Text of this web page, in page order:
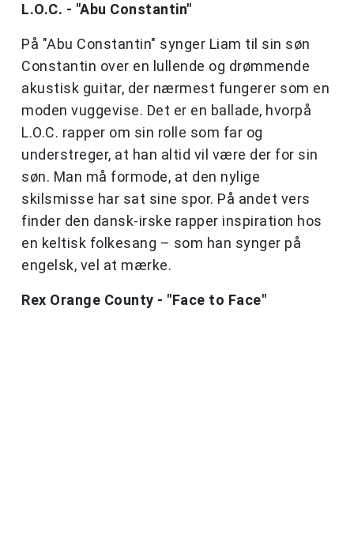
L.O.C. - "Abu Constantin"
På "Abu Constantin" synger Liam til sin søn
Constantin over en lullende og drømmende
akustisk guitar, der nærmest fungerer som en
moden vuggevise. Det er en ballade, hvorpå
L.O.C. rapper om sin rolle som far og
understreger, at han altid vil være der for sin
søn. Man må formode, at den nylige
skilsmisse har sat sine spor. På andet vers
finder den dansk-irske rapper inspiration hos
en keltisk folkesang – som han synger på
engelsk, vel at mærke.
Rex Orange County - "Face to Face"